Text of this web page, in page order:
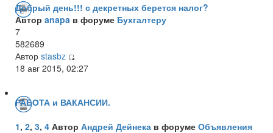
Добрый день!!! с декретных берется налог?
Автор anapa в форуме Бухгалтеру
7
582689
Автор stasbz
18 авг 2015, 02:27
РАБОТА и ВАКАНСИИ.
1, 2, 3, 4 Автор Андрей Дейнека в форуме Объявления